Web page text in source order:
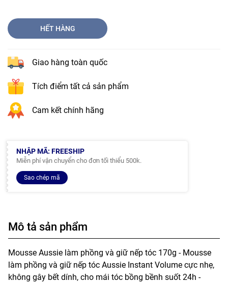
HẾT HÀNG
Giao hàng toàn quốc
Tích điểm tất cả sản phẩm
Cam kết chính hãng
NHẬP MÃ: FREESHIP
Miễn phí vận chuyển cho đơn tối thiểu 500k.
Sao chép mã
Mô tả sản phẩm
Mousse Aussie làm phồng và giữ nếp tóc 170g - Mousse
làm phồng và giữ nếp tóc Aussie Instant Volume cực nhẹ,
không gây bết dính, cho mái tóc bồng bềnh suốt 24h -